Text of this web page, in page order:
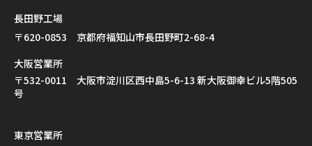
長田野工場
〒620-0853 京都府福知山市長田野町2-68-4
大阪営業所
〒532-0011 大阪市淀川区西中島5-6-13 新大阪御幸ビル5階505
号
東京営業所